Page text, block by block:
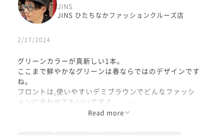
JINS
JINS ひたちなかファッションクルーズ店
2/17/2024
グリーンカラーが真新しい1本。
ここまで鮮やかなグリーンは春ならではのデザインです
ね。
フロントは,使いやすいデミブラウンでどんなファッシ
ョンに合わせてもいいですよ。
今回はあえてモノトーンのコーディネートでメガネを差
Read more